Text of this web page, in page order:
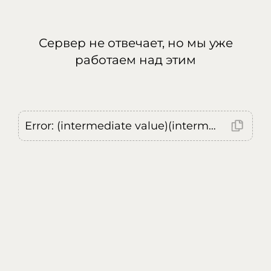
Сервер не отвечает, но мы уже
работаем над этим
Error: (intermediate value)(intermediate value)(intermediate value).replaceAll is not a function